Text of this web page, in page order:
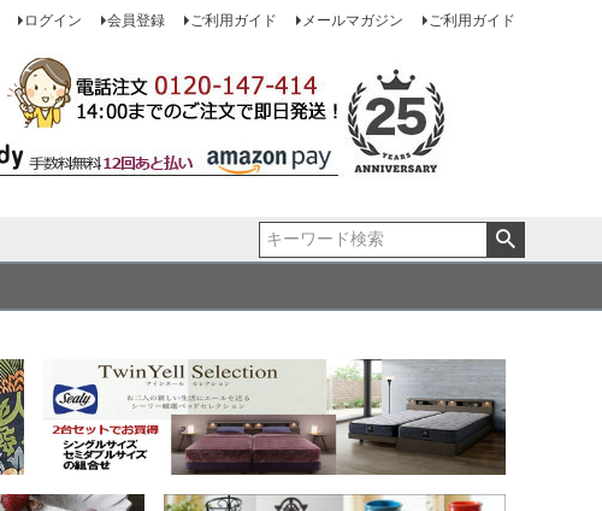
ログイン 会員登録 ご利用ガイド メールマガジン ご利用ガイド